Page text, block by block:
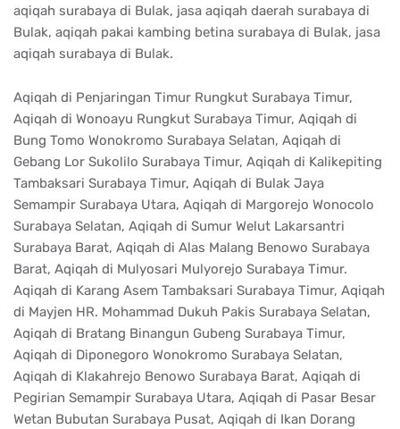
aqiqah surabaya di Bulak, jasa aqiqah daerah surabaya di
Bulak, aqiqah pakai kambing betina surabaya di Bulak, jasa
aqiqah surabaya di Bulak.
Aqiqah di Penjaringan Timur Rungkut Surabaya Timur,
Aqiqah di Wonoayu Rungkut Surabaya Timur, Aqiqah di
Bung Tomo Wonokromo Surabaya Selatan, Aqiqah di
Gebang Lor Sukolilo Surabaya Timur, Aqiqah di Kalikepiting
Tambaksari Surabaya Timur, Aqiqah di Bulak Jaya
Semampir Surabaya Utara, Aqiqah di Margorejo Wonocolo
Surabaya Selatan, Aqiqah di Sumur Welut Lakarsantri
Surabaya Barat, Aqiqah di Alas Malang Benowo Surabaya
Barat, Aqiqah di Mulyosari Mulyorejo Surabaya Timur.
Aqiqah di Karang Asem Tambaksari Surabaya Timur, Aqiqah
di Mayjen HR. Mohammad Dukuh Pakis Surabaya Selatan,
Aqiqah di Bratang Binangun Gubeng Surabaya Timur,
Aqiqah di Diponegoro Wonokromo Surabaya Selatan,
Aqiqah di Klakahrejo Benowo Surabaya Barat, Aqiqah di
Pegirian Semampir Surabaya Utara, Aqiqah di Pasar Besar
Wetan Bubutan Surabaya Pusat, Aqiqah di Ikan Dorang